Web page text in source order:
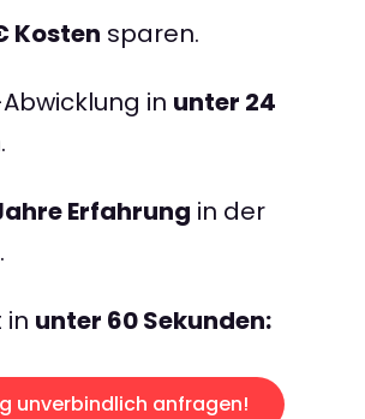
Kosten sparen.
in unter 24
.
Erfahrung in der
in unter 60 Sekunden:
unverbindlich anfragen!